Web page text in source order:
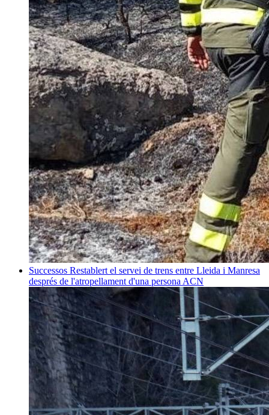
Successos Restablert el servei de trens entre Lleida i Manresa
després de l'atropellament d'una persona ACN